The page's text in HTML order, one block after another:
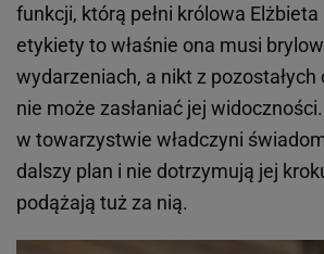
funkcji, którą pełni królowa Elżbieta
etykiety to właśnie ona musi
wydarzeniach, a nikt z pozostałych
nie może zasłaniać jej
w towarzystwie władczyni
dalszy plan i nie dotrzymują jej
podążają tuż za nią.